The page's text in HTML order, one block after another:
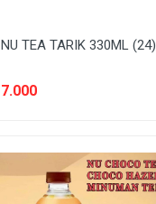
NU TEA TARIK 330ML (24)
7.000